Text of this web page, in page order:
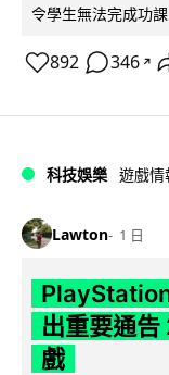
令學生無法完成功
892 346 ↗
科技娛樂 遊戲情
Lawton 1 日
出重要通
戲